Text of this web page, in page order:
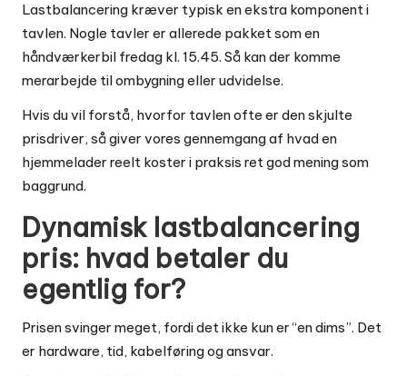
Lastbalancering kræver typisk en ekstra komponent i
tavlen. Nogle tavler er allerede pakket som en
håndværkerbil fredag kl. 15.45. Så kan der komme
merarbejde til ombygning eller udvidelse.
Hvis du vil forstå, hvorfor tavlen ofte er den skjulte
prisdriver, så giver vores gennemgang af hvad en
hjemmelader reelt koster i praksis ret god mening som
baggrund.
Dynamisk lastbalancering
pris: hvad betaler du
egentlig for?
Prisen svinger meget, fordi det ikke kun er “en dims”. Det
er hardware, tid, kabelføring og ansvar.